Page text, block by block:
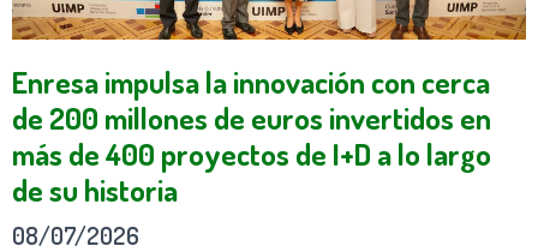
Enresa impulsa la innovación con cerca
de 200 millones de euros invertidos en
más de 400 proyectos de I+D a lo largo
de su historia
08/07/2026